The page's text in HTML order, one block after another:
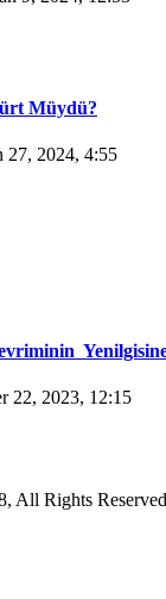
Müydü?
27, 2024, 4:55
22, 2023, 12:15
All Rights